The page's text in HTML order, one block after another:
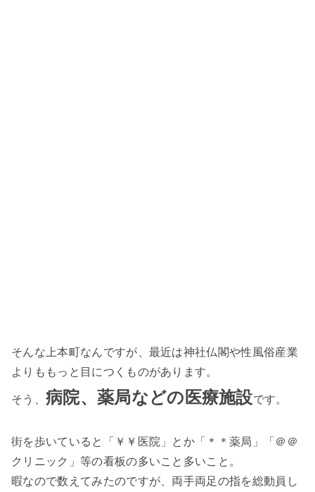
そんな上本町なんですが、最近は神社仏閣や性風俗産業
よりももっと目につくものがあります。
そう、 病院、薬局などの医療施設です。
街を歩いていると「￥￥医院」とか「＊＊薬局」「＠＠
クリニック」等の看板の多いこと多いこと。
暇なので数えてみたのですが、両手両足の指を総動員し